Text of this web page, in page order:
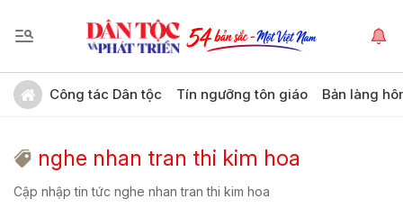
Công tác Dân tộc Tín ngưỡng tôn giáo Bản làng
nghe nhan tran thi kim hoa
Cập nhập tin tức nghe nhan tran thi kim hoa